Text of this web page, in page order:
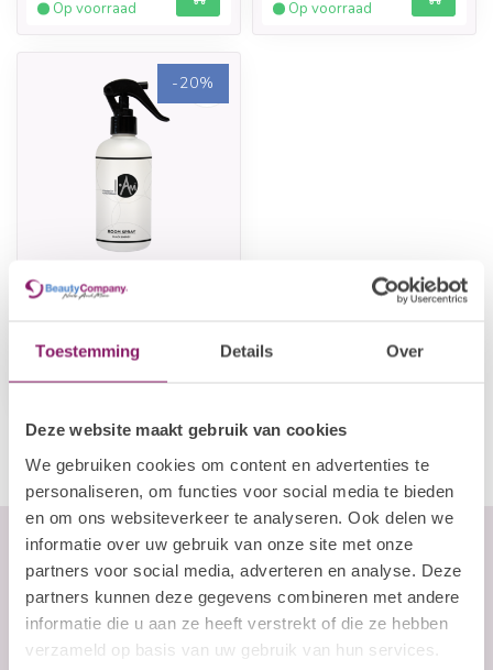
Toestemming Details Over
Deze website maakt gebruik van cookies
We gebruiken cookies om content en advertenties te
personaliseren, om functies voor social media te bieden
en om ons websiteverkeer te analyseren. Ook delen we
informatie over uw gebruik van onze site met onze
partners voor social media, adverteren en analyse. Deze
partners kunnen deze gegevens combineren met andere
informatie die u aan ze heeft verstrekt of die ze hebben
verzameld op basis van uw gebruik van hun services.
Op voorraad Op voorraad
-20%
I.AM HOME & BODY
€11,96
Abonneer je op onze nieuwsbrief